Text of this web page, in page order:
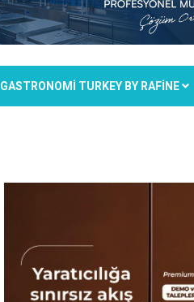
GASTRONOMİ TURKEY BY RAFİNE